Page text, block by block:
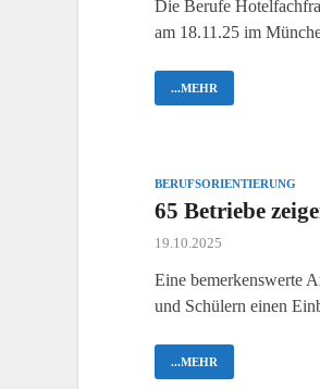
Die Berufe
am 18.11.25 im
...MEHR
BERUFSORIENTIERUNG
65 Betriebe
19.10.2025
Eine bemerkenswerte
und Schülern einen
...MEHR